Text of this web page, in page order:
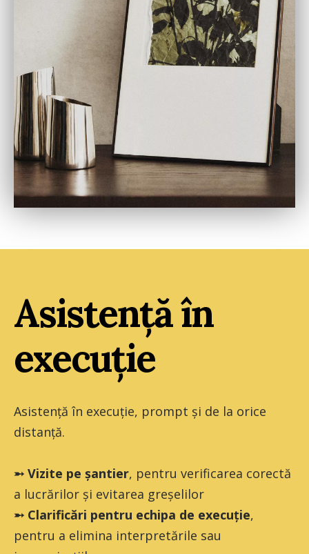
Asistență în
execuție
Asistență în execuție, prompt și de la orice
distanță.
➵ Vizite pe șantier, pentru verificarea corectă
a lucrărilor și evitarea greșelilor
➵ Clarificări pentru echipa de execuție,
pentru a elimina interpretările sau